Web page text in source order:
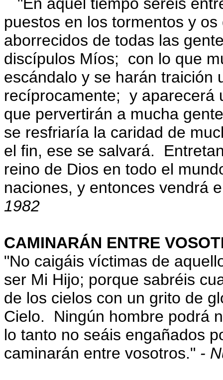
puestos en los tormentos y
aborrecidos de todas las
discípulos Míos; con lo que
escándalo y se harán traición
recíprocamente; y aparecerá
que pervertirán a mucha
se resfriaría la caridad de
el fin, ese se salvará.
reino de Dios en todo el
naciones, y entonces vendrá
1982
CAMINARÁN ENTRE
"No caigáis víctimas de
ser Mi Hijo; porque sabréis
de los cielos con un grito de
Cielo. Ningún hombre podrá
lo tanto no seáis engañados
caminarán entre vosotros." -